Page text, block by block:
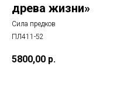
древа жизни»
Сила предков
ПЛ411-52
5800,00 р.